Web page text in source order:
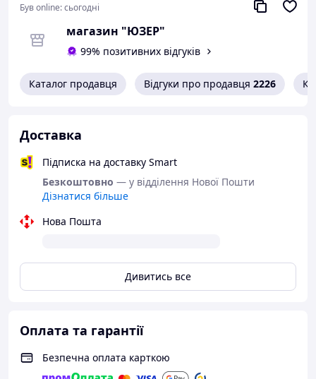
Був online:сьогодні
магазин "ЮЗЕР"
99% позитивних відгуків
Каталог продавця Відгуки про продавця 2226
Доставка
Підписка на доставку Smart
Безкоштовно — у відділення Нової Пошти
Дізнатися більше
Нова Пошта
Дивитись все
Оплата та гарантії
Безпечна оплата карткою